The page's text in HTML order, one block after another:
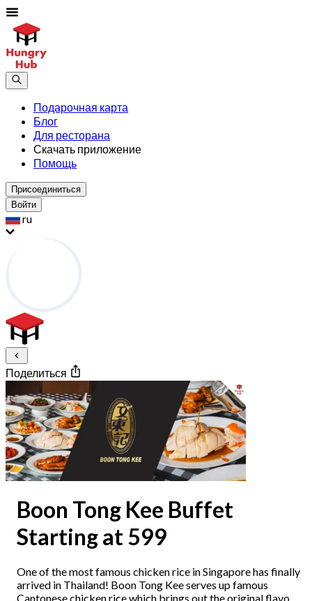
Подарочная карта
Блог
Для ресторана
Скачать приложение
Помощь
Присоединиться
Войти
ru
Поделиться
Boon Tong Kee Buffet
Starting at 599
One of the most famous chicken rice in Singapore has finally
arrived in Thailand! Boon Tong Kee serves up famous
Cantonese chicken rice which brings out the original flavo...